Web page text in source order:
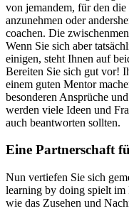
von jemandem, für den
anzunehmen oder
coachen. Die
Wenn Sie sich aber
einigen, steht Ihnen auf
Bereiten Sie sich gut vor!
einem guten Mentor
besonderen Ansprüche
werden viele Ideen und
auch beantworten sollten.
Eine Partnerschaft
Nun vertiefen Sie sich
learning by doing spielt
wie das Zusehen und